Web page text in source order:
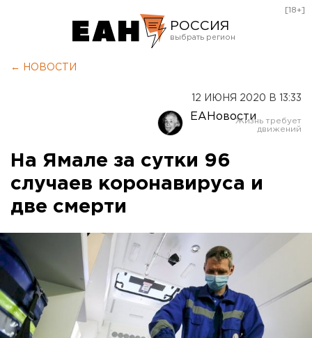
РОССИЯ
Оренбург
[18+]
← НОВОСТИ
12 ИЮНЯ 2020 В 13:33
ЕАНовости
На Ямале за сутки 96
случаев коронавируса и
две смерти